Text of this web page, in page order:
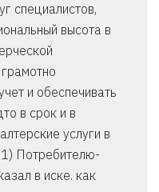
специалистов,
высота в
и обеспечивать
в срок и в
услуги в
Потребителю-
в иске. как